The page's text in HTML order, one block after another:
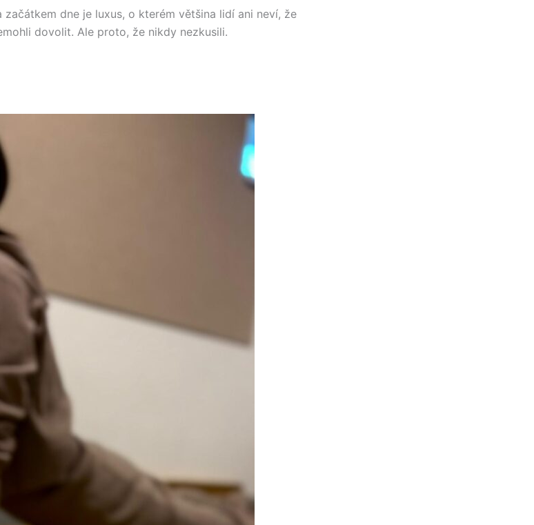
dne je luxus, o kterém většina lidí ani neví, že
dovolit. Ale proto, že nikdy nezkusili.